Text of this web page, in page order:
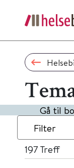
Gå til
Filter
197Treff